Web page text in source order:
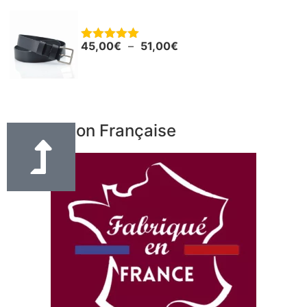
Note5.00
45,00€ – 51,00€
Fabrication Française